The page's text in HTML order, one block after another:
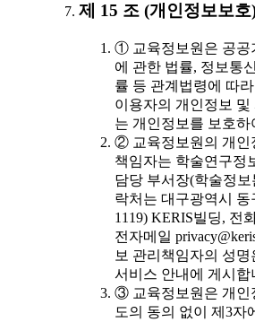
제 15 조 (개인정보보호
① 교육정보원은 공공
에 관한 법률, 정보통
률 등 관계법령에 따
이용자의 개인정보 및
는 개인정보를 보호하
② 교육정보원의 개인
책임자는 학술연구정
담당 부서장(학술정
락처는 대구광역시 동
1119) KERIS빌딩, 전
전자메일
보 관리책임자의 성
서비스 안내에 게시합
③ 교육정보원은 개인
도의 동의 없이 제3자